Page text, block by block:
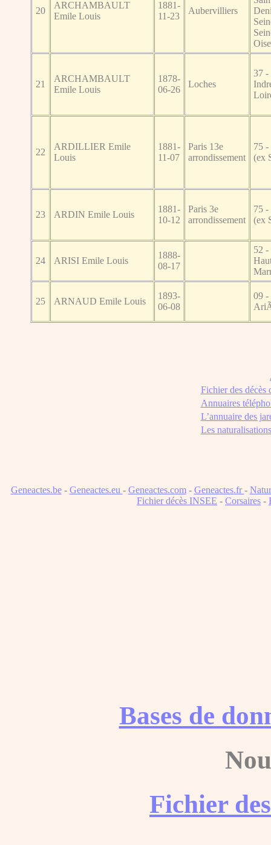
20
ARCHAMBAULT
Emile Louis
1881-
11-23
Aubervilliers
21
ARCHAMBAULT
Emile Louis
1878-
06-26
Loches
37 -
22
ARDILLIER Emile
Louis
1881-
11-07
Paris 13e
arrondissement
75 -
(ex
23 ARDIN Emile Louis
1881-
10-12
Paris 3e
arrondissement
75 -
(ex
24 ARISI Emile Louis
1888-
08-17
52 -
25 ARNAUD Emile Louis
1893-
06-08
09 -
Fichier des décès
Annuaires
L’annuaire des
Les
Geneactes.be- Geneactes.eu - Geneactes.com- Geneactes.fr -
Fichier décès INSEE - Corsaires -
Bases de
Fichier